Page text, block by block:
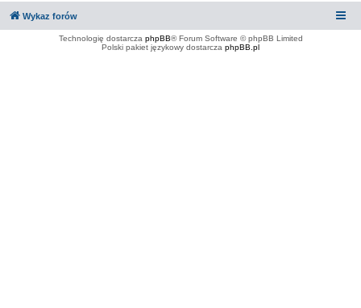
Wykaz forów
Technologię dostarcza phpBB® Forum Software © phpBB Limited
Polski pakiet językowy dostarcza phpBB.pl